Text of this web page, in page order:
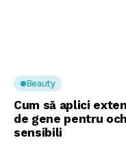
Beauty
Cum să aplici
de gene pentru
sensibili